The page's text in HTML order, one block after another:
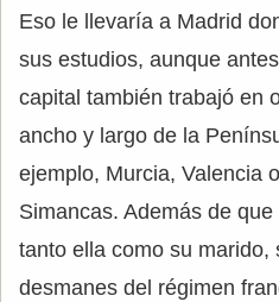
Eso le llevaría a Madrid
sus estudios, aunque
capital también trabajó en
ancho y largo de la
ejemplo, Murcia, Valencia
Simancas. Además de
tanto ella como su marido,
desmanes del régimen